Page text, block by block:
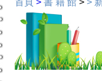
首頁 > 書 籍 館 > >